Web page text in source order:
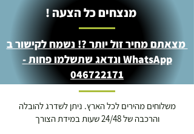
מנצחים כל הצעה !
מצאתם מחיר זול יותר ?! נשמח לקישור ב
WhatsApp ונדאג שתשלמו פחות -
046722171
משלוחים מהירים לכל הארץ. ניתן לשדרג להובלה
והרכבה של 24/48 שעות במידת הצורך